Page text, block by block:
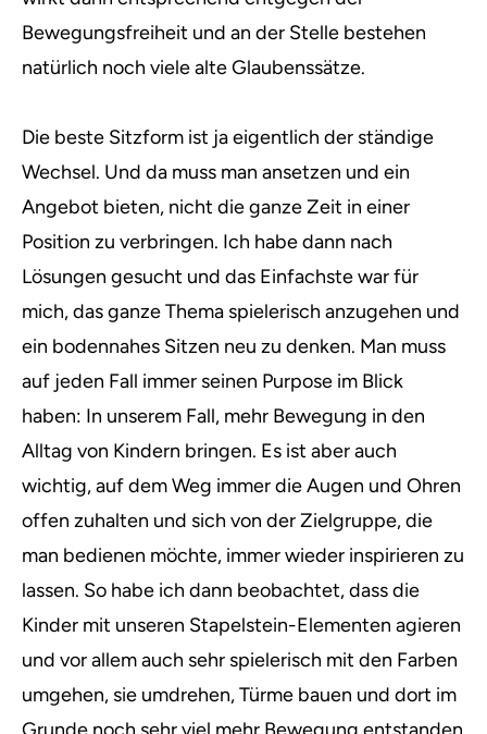
Bewegungsfreiheit und an der Stelle bestehen
natürlich noch viele alte Glaubenssätze.
Die beste Sitzform ist ja eigentlich der ständige
Wechsel. Und da muss man ansetzen und ein
Angebot bieten, nicht die ganze Zeit in einer
Position zu verbringen. Ich habe dann nach
Lösungen gesucht und das Einfachste war für
mich, das ganze Thema spielerisch anzugehen und
ein bodennahes Sitzen neu zu denken. Man muss
auf jeden Fall immer seinen Purpose im Blick
haben: In unserem Fall, mehr Bewegung in den
Alltag von Kindern bringen. Es ist aber auch
wichtig, auf dem Weg immer die Augen und Ohren
offen zuhalten und sich von der Zielgruppe, die
man bedienen möchte, immer wieder inspirieren zu
lassen. So habe ich dann beobachtet, dass die
Kinder mit unseren Stapelstein-Elementen agieren
und vor allem auch sehr spielerisch mit den Farben
umgehen, sie umdrehen, Türme bauen und dort im